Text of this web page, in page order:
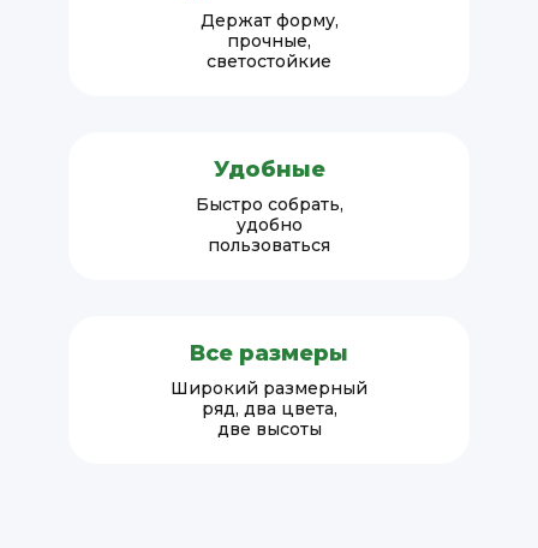
Держат форму,
прочные,
светостойкие
Удобные
Быстро собрать,
удобно
пользоваться
Все размеры
Широкий размерный
ряд, два цвета,
две высоты